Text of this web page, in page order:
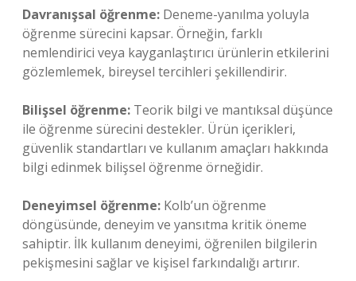
Davranışsal öğrenme: Deneme-yanılma yoluyla
öğrenme sürecini kapsar. Örneğin, farklı
nemlendirici veya kayganlaştırıcı ürünlerin etkilerini
gözlemlemek, bireysel tercihleri şekillendirir.
Bilişsel öğrenme: Teorik bilgi ve mantıksal düşünce
ile öğrenme sürecini destekler. Ürün içerikleri,
güvenlik standartları ve kullanım amaçları hakkında
bilgi edinmek bilişsel öğrenme örneğidir.
Deneyimsel öğrenme: Kolb’un öğrenme
döngüsünde, deneyim ve yansıtma kritik öneme
sahiptir. İlk kullanım deneyimi, öğrenilen bilgilerin
pekişmesini sağlar ve kişisel farkındalığı artırır.